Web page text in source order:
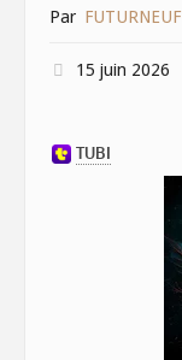
Par FUTURNEUF
15 juin 2026